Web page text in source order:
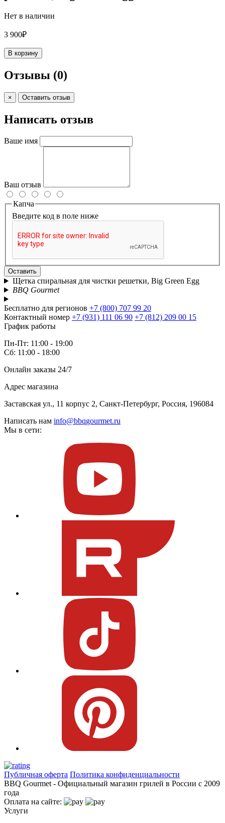
Нет в наличии
3 900₽
В корзину
Отзывы (0)
× Оставить отзыв
Написать отзыв
Ваше имя
Ваш отзыв
Капча
Введите код в поле ниже
Оставить
Щетка спиральная для чистки решетки, Big Green Egg
BBQ Gourmet
Бесплатно для регионов +7 (800) 707 99 20
Контактный номер +7 (931) 111 06 90 +7 (812) 209 00 15
График работы
Пн-Пт: 11:00 - 19:00
Сб: 11:00 - 18:00
Онлайн заказы 24/7
Адрес магазина
Заставская ул., 11 корпус 2, Санкт-Петербург, Россия, 196084
Написать нам info@bbqgourmet.ru
Мы в сети:
Публичная оферта Политика конфиденциальности
BBQ Gourmet - Официальный магазин грилей в России с 2009
года
Оплата на сайте:
Услуги